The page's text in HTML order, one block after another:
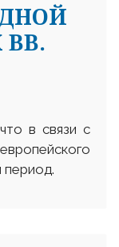
ВВ.
в связи с
период.